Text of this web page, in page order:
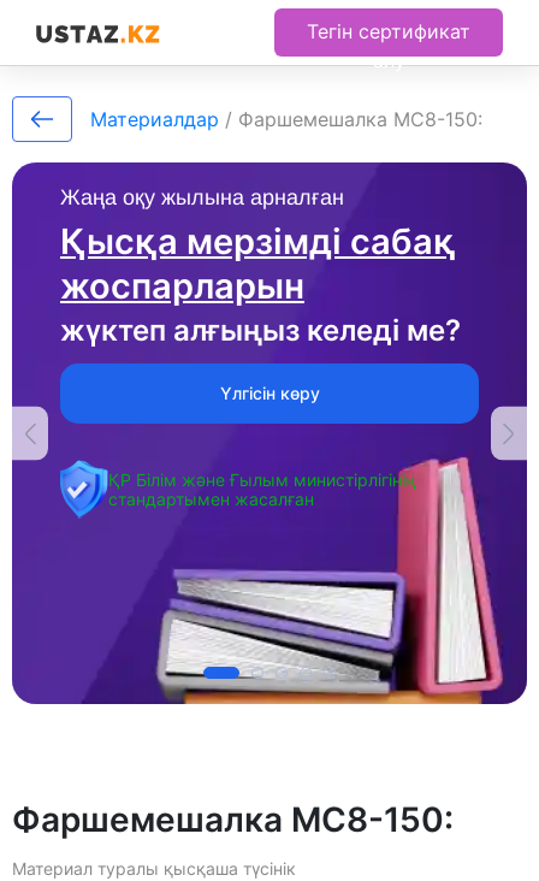
Тегін сертификат
алу
Жаңа оқу жылына арналған
Қысқа мерзімді сабақ
жоспарларын
жүктеп алғыңыз келеді ме?
Үлгісін көру
ҚР Білім және Ғылым министірлігінің
стандартымен жасалған
Материалдар / Фаршемешалка МС8-150:
Фаршемешалка МС8-150:
Материал туралы қысқаша түсінік